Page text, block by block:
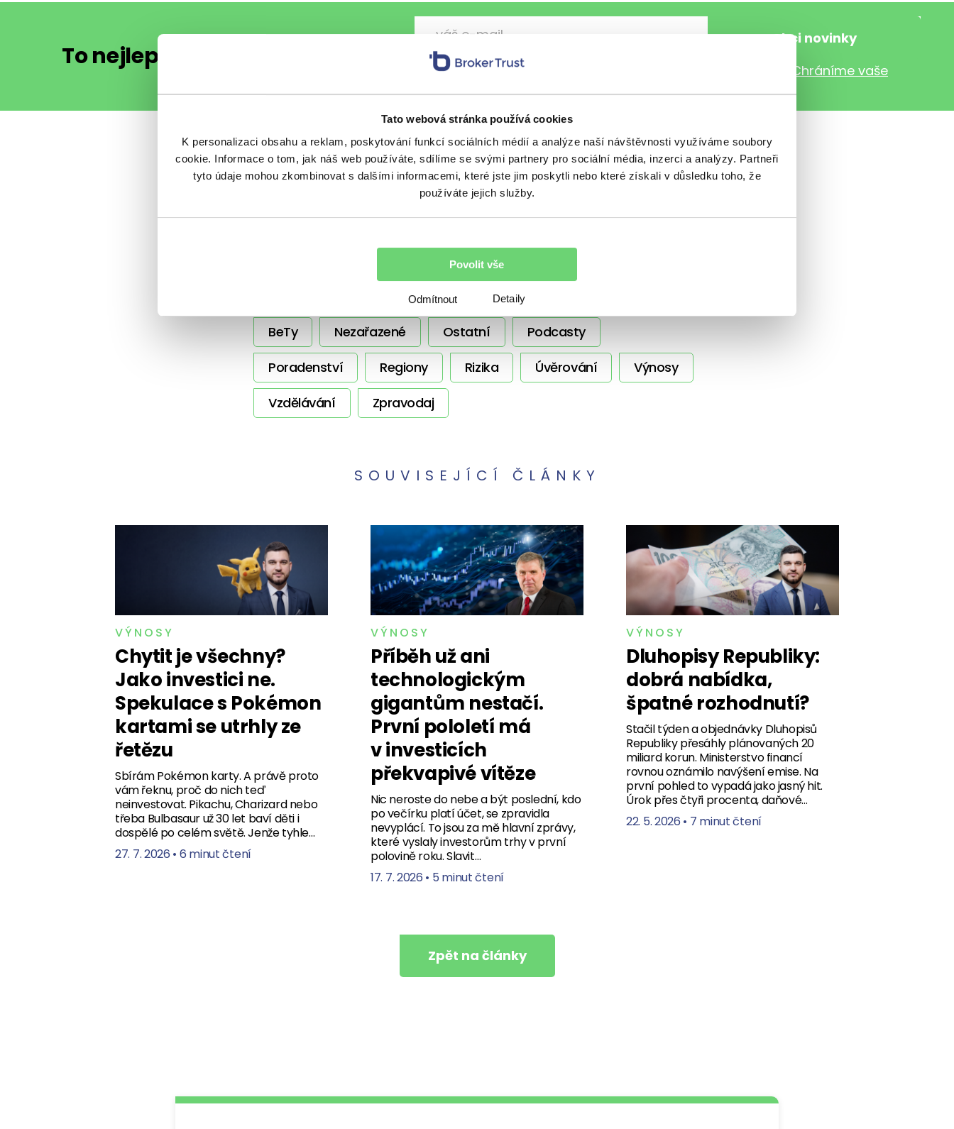
Detaily
Tato webová stránka používá cookies
K personalizaci obsahu a reklam, poskytování funkcí sociálních médií a analýze naší návštěvnosti využíváme soubory
cookie. Informace o tom, jak náš web používáte, sdílíme se svými partnery pro sociální média, inzerci a analýzy. Partneři
tyto údaje mohou zkombinovat s dalšími informacemi, které jste jim poskytli nebo které získali v důsledku toho, že
používáte jejich služby.
Odmítnout
Povolit vše
To nejlepší z financí e-mailem Chci každý pátek vzpruhu z finančního světa e-mailem.
Chráníme vaše
Další témata
BeTy Nezařazené Ostatní
Podcasty
Poradenství
Regiony Rizika Úvěrování
Výnosy
Vzdělávání
Zpravodaj
SOUVISEJÍCÍ ČLÁNKY
VÝNOSY
Chytit je všechny?
Jako investici ne.
Spekulace s Pokémon
kartami se utrhly ze
řetězu
Sbírám Pokémon karty. A právě proto
vám řeknu, proč do nich teď
neinvestovat. Pikachu, Charizard nebo
třeba Bulbasaur už 30 let baví děti i
dospělé po celém světě. Jenže tyhle…
27. 7. 2026 • 6 minut čtení
VÝNOSY
Příběh už ani
technologickým
gigantům nestačí.
První pololetí má
v investicích
překvapivé vítěze
Nic neroste do nebe a být poslední, kdo
po večírku platí účet, se zpravidla
nevyplácí. To jsou za mě hlavní zprávy,
které vyslaly investorům trhy v první
polovině roku. Slavit…
17. 7. 2026 • 5 minut čtení
VÝNOSY
Dluhopisy Republiky:
dobrá nabídka,
špatné rozhodnutí?
Stačil týden a objednávky Dluhopisů
Republiky přesáhly plánovaných 20
miliard korun. Ministerstvo financí
rovnou oznámilo navýšení emise. Na
první pohled to vypadá jako jasný hit.
Úrok přes čtyři procenta, daňové…
22. 5. 2026 • 7 minut čtení
Zpět na články